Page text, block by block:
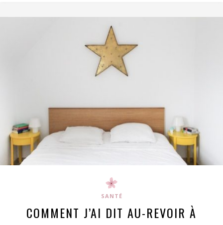
SANTÉ
COMMENT J’AI DIT AU-REVOIR À